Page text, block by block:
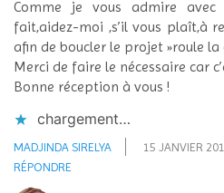
Comme je vous admire
fait,aidez-moi ,s’il vous plaît,à
afin de boucler le projet »roule la
Merci de faire le nécessaire car
Bonne réception à vous !
chargement…
MADJINDA SIRELYA 15 JANVIER
RÉPONDRE